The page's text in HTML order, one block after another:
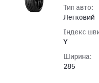
Тип авто:
Легковий
Індекс
Y
Ширина:
285